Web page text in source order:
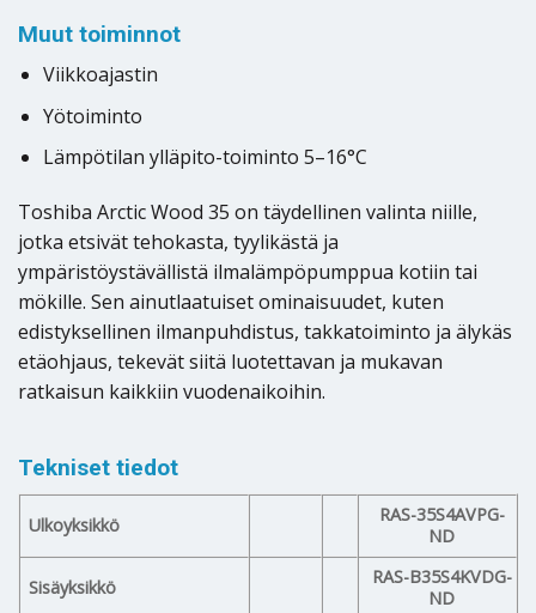
Muut toiminnot
Viikkoajastin
Yötoiminto
Lämpötilan ylläpito-toiminto 5–16°C
Toshiba Arctic Wood 35 on täydellinen valinta niille,
jotka etsivät tehokasta, tyylikästä ja
ympäristöystävällistä ilmalämpöpumppua kotiin tai
mökille. Sen ainutlaatuiset ominaisuudet, kuten
edistyksellinen ilmanpuhdistus, takkatoiminto ja älykäs
etäohjaus, tekevät siitä luotettavan ja mukavan
ratkaisun kaikkiin vuodenaikoihin.
Tekniset tiedot
Ulkoyksikkö
RAS-35S4AVPG-
ND
Sisäyksikkö
RAS-B35S4KVDG-
ND